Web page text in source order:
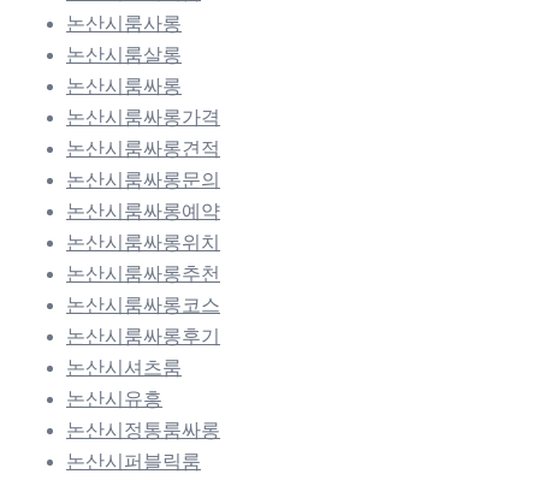
논산시룸사롱
논산시룸살롱
논산시룸싸롱
논산시룸싸롱가격
논산시룸싸롱견적
논산시룸싸롱문의
논산시룸싸롱예약
논산시룸싸롱위치
논산시룸싸롱추천
논산시룸싸롱코스
논산시룸싸롱후기
논산시셔츠룸
논산시유흥
논산시정통룸싸롱
논산시퍼블릭룸